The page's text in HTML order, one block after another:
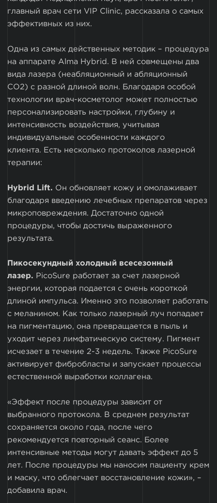
главный врач сети VIP Clinic, рассказала о самых
эффективных из них.
Одна из самых действенных методик – процедура
на аппарате Alma Hybrid. В ней совмещены два
вида лазера (неабляционный и абляционный
СО2) с разной длиной волн. Благодаря особой
технологии врач-косметолог может полностью
персонализировать настройки, глубину и
интенсивность воздействия, учитывая
индивидуальные особенности каждого
клиента. Есть несколько протоколов лазерной
терапии:
Hybrid Lift. Он обновляет кожу и омолаживает
благодаря введению лечебных препаратов через
микроповреждения. Достаточно одной
процедуры, чтобы достичь выраженного
результата.
Пикосекундный холодный всесезонный
лазер. PicoSure работает за счет лазерной
энергии, которая подается с очень короткой
длиной импульса. Именно это позволяет работать
с меланином. Как только лазерный луч попадает
на пигментацию, она превращается в пыль и
уходит через лимфатическую систему. Пигмент
исчезает в течение 2-3 недель. Также PicoSure
активирует фибробласты и запускает процессы
естественной выработки коллагена.
«Эффект после процедуры зависит от
выбранного протокола. В среднем результат
сохраняется около года, после чего
рекомендуется повторный сеанс. Более
интенсивные методы могут давать эффект до 5
лет. После процедуры мы наносим пациенту крем
и маску, что облегчает восстановление кожи», –
добавила врач.